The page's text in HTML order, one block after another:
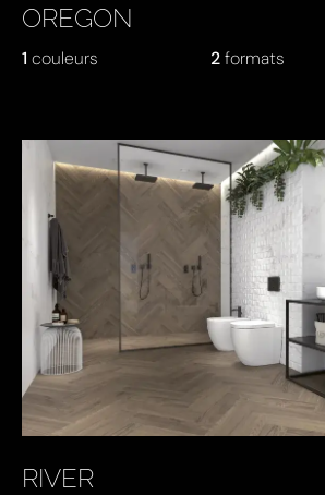
OREGON
1 couleurs 2formats
RIVER